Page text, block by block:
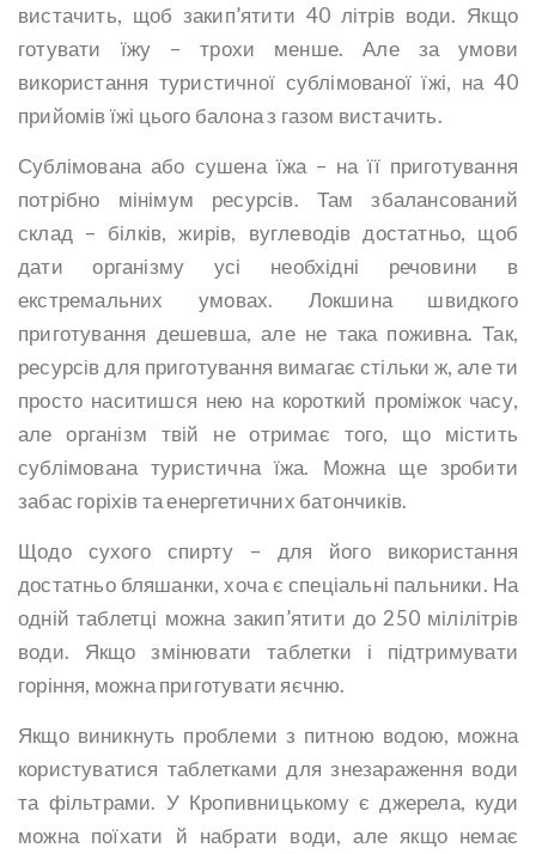
вистачить, щоб закип’ятити 40 літрів води. Якщо
готувати їжу – трохи менше. Але за умови
використання туристичної сублімованої їжі, на 40
прийомів їжі цього балона з газом вистачить.
Сублімована або сушена їжа – на її приготування
потрібно мінімум ресурсів. Там збалансований
склад – білків, жирів, вуглеводів достатньо, щоб
дати організму усі необхідні речовини в
екстремальних умовах. Локшина швидкого
приготування дешевша, але не така поживна. Так,
ресурсів для приготування вимагає стільки ж, але ти
просто наситишся нею на короткий проміжок часу,
але організм твій не отримає того, що містить
сублімована туристична їжа. Можна ще зробити
забас горіхів та енергетичних батончиків.
Щодо сухого спирту – для його використання
достатньо бляшанки, хоча є спеціальні пальники. На
одній таблетці можна закип’ятити до 250 мілілітрів
води. Якщо змінювати таблетки і підтримувати
горіння, можна приготувати яєчню.
Якщо виникнуть проблеми з питною водою, можна
користуватися таблетками для знезараження води
та фільтрами. У Кропивницькому є джерела, куди
можна поїхати й набрати води, але якщо немає